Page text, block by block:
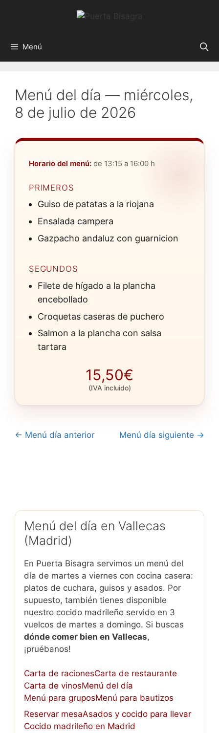
Menú
Menú del día — miércoles,
8 de julio de 2026
Horario del menú: de 13:15 a 16:00 h
PRIMEROS
Guiso de patatas a la riojana
Ensalada campera
Gazpacho andaluz con guarnicion
SEGUNDOS
Filete de hígado a la plancha
encebollado
Croquetas caseras de puchero
Salmon a la plancha con salsa
tartara
15,50€
(IVA incluido)
← Menú día anterior Menú día siguiente →
Menú del día en Vallecas
(Madrid)
En Puerta Bisagra servimos un menú del
día de martes a viernes con cocina casera:
platos de cuchara, guisos y asados. Por
supuesto, también tienes disponible
nuestro cocido madrileño servido en 3
vuelcos de martes a domingo. Si buscas
dónde comer bien en Vallecas,
¡pruébanos!
Carta de racionesCarta de restaurante
Carta de vinosMenú del día
Menú para gruposMenú para bautizos
Reservar mesaAsados y cocido para llevar
Cocido madrileño en Madrid